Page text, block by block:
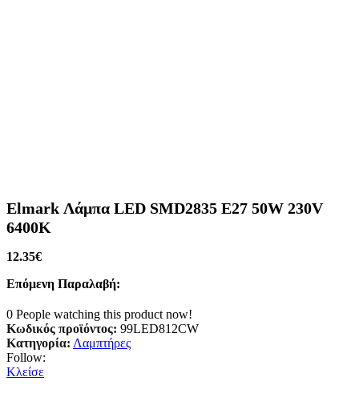
Elmark Λάμπα LED SMD2835 E27 50W 230V
6400K
12.35€
Επόμενη Παραλαβή:
0 People watching this product now!
Κωδικός προϊόντος: 99LED812CW
Κατηγορία: Λαμπτήρες
Follow:
Κλείσε